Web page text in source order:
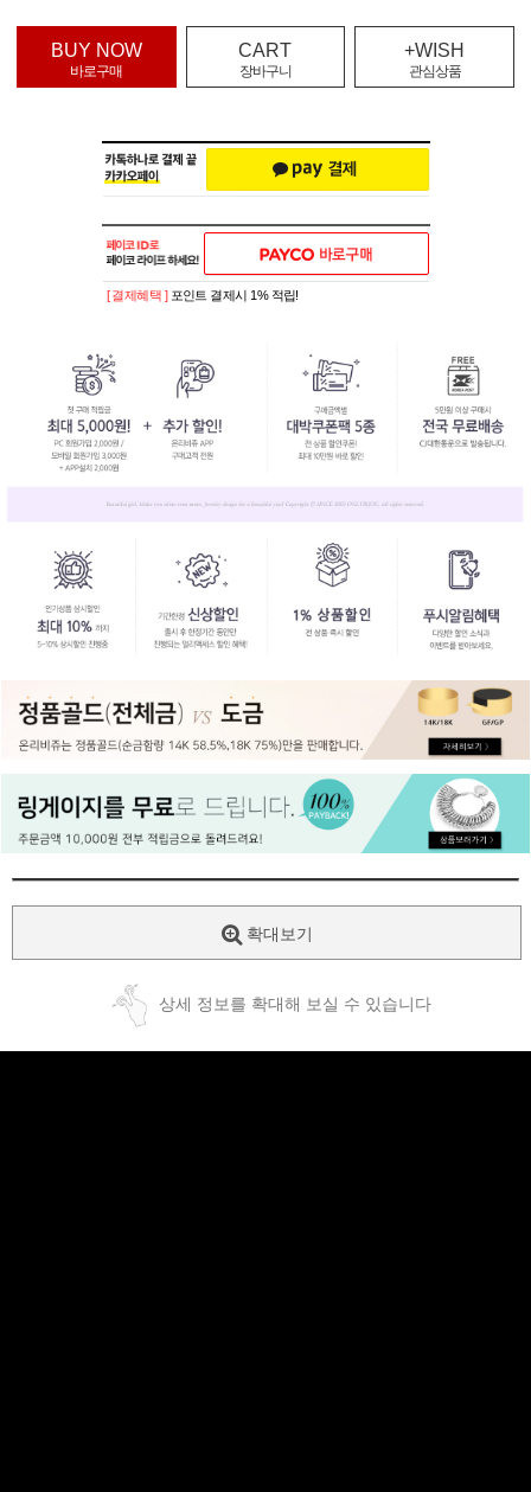
BUY NOW
바로구매
CART
장바구니
+WISH
관심상품
페이코 ID로
PAYCO 바로
[ 결제혜택 ] 포인트 결제시 1% 적립!
확대보기
상세 정보를 확대해 보실 수 있습니다